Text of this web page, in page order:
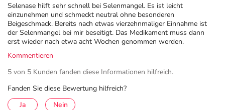
Selenase hilft sehr schnell bei Selenmangel. Es ist leicht
einzunehmen und schmeckt neutral ohne besonderen
Beigeschmack. Bereits nach etwas vierzehnmaliger Einnahme ist
der Selenmangel bei mir beseitigt. Das Medikament muss dann
erst wieder nach etwa acht Wochen genommen werden.
Kommentieren
5 von 5 Kunden fanden diese Informationen hilfreich.
Fanden Sie diese Bewertung hilfreich?
Ja
Nein